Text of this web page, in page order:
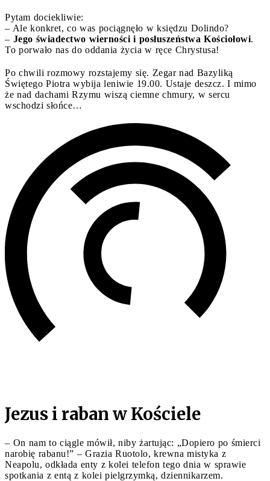
Pytam dociekliwie:
– Ale konkret, co was pociągnęło w księdzu Dolindo?
– Jego świadectwo wierności i posłuszeństwa Kościołowi.
To porwało nas do oddania życia w ręce Chrystusa!
Po chwili rozmowy rozstajemy się. Zegar nad Bazyliką
Świętego Piotra wybija leniwie 19.00. Ustaje deszcz. I mimo
że nad dachami Rzymu wiszą ciemne chmury, w sercu
wschodzi słońce…
Jezus i raban w Kościele
– On nam to ciągle mówił, niby żartując: „Dopiero po śmierci
narobię rabanu!” – Grazia Ruotolo, krewna mistyka z
Neapolu, odkłada enty z kolei telefon tego dnia w sprawie
spotkania z entą z kolei pielgrzymką, dziennikarzem.